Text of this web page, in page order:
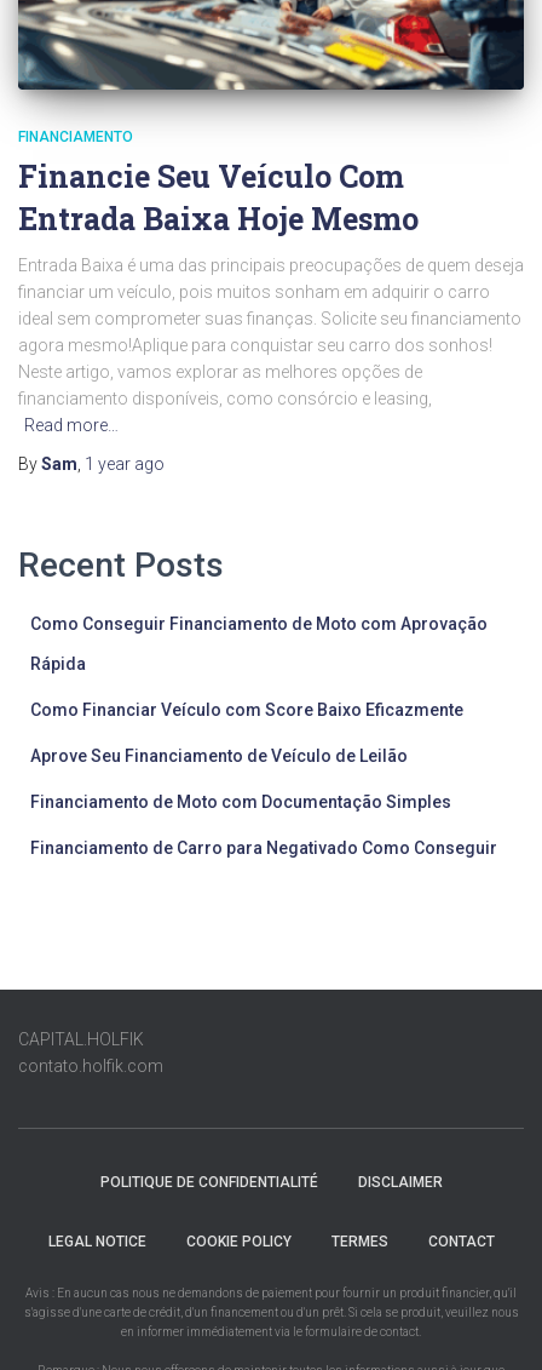
FINANCIAMENTO
Financie Seu Veículo Com
Entrada Baixa Hoje Mesmo
Entrada Baixa é uma das principais preocupações de quem deseja
financiar um veículo, pois muitos sonham em adquirir o carro
ideal sem comprometer suas finanças. Solicite seu financiamento
agora mesmo!Aplique para conquistar seu carro dos sonhos!
Neste artigo, vamos explorar as melhores opções de
financiamento disponíveis, como consórcio e leasing,
Read more…
BySam, 1 year ago
Recent Posts
Como Conseguir Financiamento de Moto com Aprovação
Rápida
Como Financiar Veículo com Score Baixo Eficazmente
Aprove Seu Financiamento de Veículo de Leilão
Financiamento de Moto com Documentação Simples
Financiamento de Carro para Negativado Como Conseguir
CAPITAL.HOLFIK
contato.holfik.com
POLITIQUE DE CONFIDENTIALITÉ DISCLAIMER
LEGAL NOTICE COOKIE POLICY TERMES CONTACT
Avis : En aucun cas nous ne demandons de paiement pour fournir un produit financier, qu'il
s'agisse d'une carte de crédit, d'un financement ou d'un prêt. Si cela se produit, veuillez nous
en informer immédiatement via le formulaire de contact.